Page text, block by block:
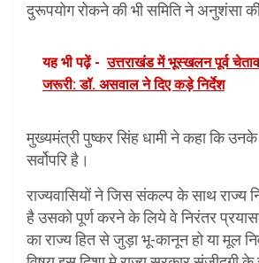
दुरूपयोग रोकने की भी समिति ने अनुशंसा
यह भी पढ़ें - उत्तराखंड में भूस्खलन पूर्व
जरूरी: डॉ. असवाल ने दिए कड़े निर्देश
मुख्यमंत्री पुष्कर सिंह धामी ने कहा कि उनके
सर्वोपरि है।
राज्यवासियों ने जिस संकल्प के साथ राज्य
है उसको पूर्ण करने के लिये वे निरंतर
का राज्य हित से जुड़ा भू-कानून हो या मूल